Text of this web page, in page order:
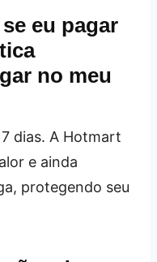
eu pagar
no meu
dias. A Hotmart
e ainda
protegendo seu